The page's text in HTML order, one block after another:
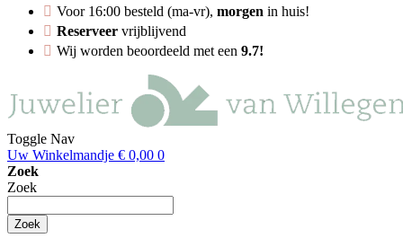
Voor 16:00 besteld (ma-vr), morgen in huis!
Reserveer vrijblijvend
Wij worden beoordeeld met een 9.7!
Toggle Nav
Uw Winkelmandje € 0,00 0
Zoek
Zoek
Zoek